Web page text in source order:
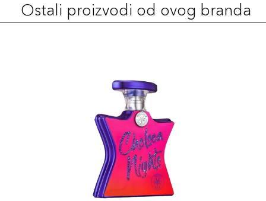
Ostali proizvodi od ovog branda